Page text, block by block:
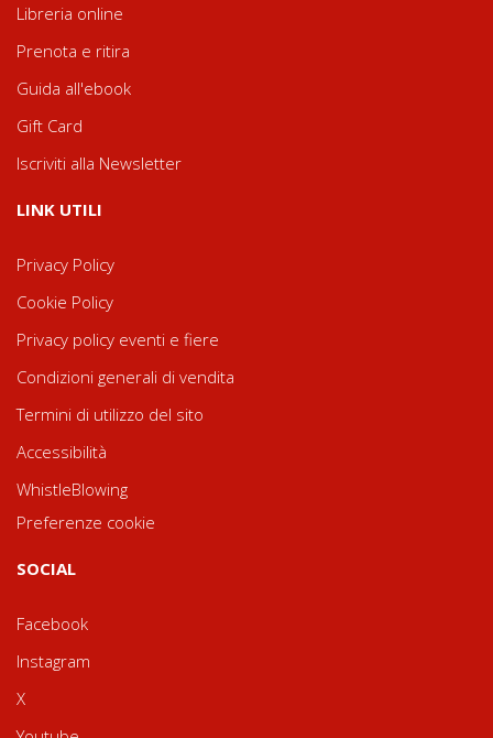
Libreria online
Prenota e ritira
Guida all'ebook
Gift Card
Iscriviti alla Newsletter
LINK UTILI
Privacy Policy
Cookie Policy
Privacy policy eventi e fiere
Condizioni generali di vendita
Termini di utilizzo del sito
Accessibilità
WhistleBlowing
Preferenze cookie
SOCIAL
Facebook
Instagram
X